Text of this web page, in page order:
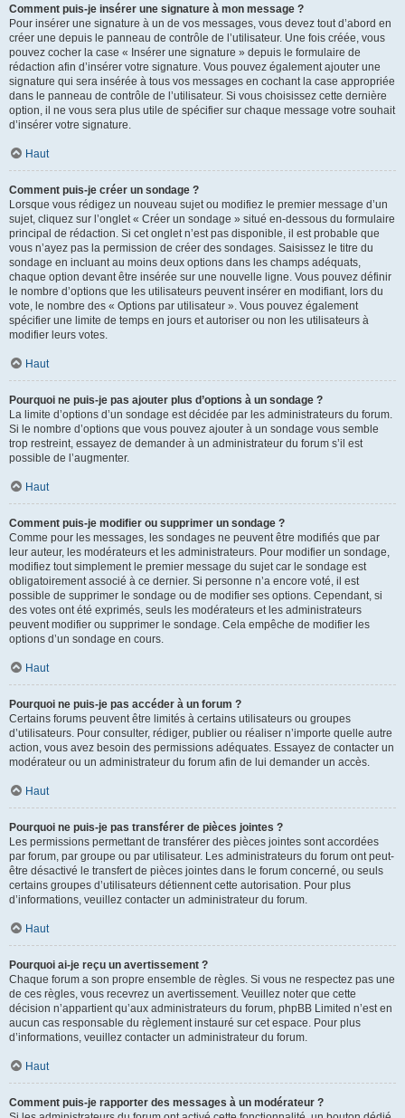
Comment puis-je insérer une signature à mon message ?
Pour insérer une signature à un de vos messages, vous devez tout d’abord en
créer une depuis le panneau de contrôle de l’utilisateur. Une fois créée, vous
pouvez cocher la case « Insérer une signature » depuis le formulaire de
rédaction afin d’insérer votre signature. Vous pouvez également ajouter une
signature qui sera insérée à tous vos messages en cochant la case appropriée
dans le panneau de contrôle de l’utilisateur. Si vous choisissez cette dernière
option, il ne vous sera plus utile de spécifier sur chaque message votre souhait
d’insérer votre signature.
Haut
Comment puis-je créer un sondage ?
Lorsque vous rédigez un nouveau sujet ou modifiez le premier message d’un
sujet, cliquez sur l’onglet « Créer un sondage » situé en-dessous du formulaire
principal de rédaction. Si cet onglet n’est pas disponible, il est probable que
vous n’ayez pas la permission de créer des sondages. Saisissez le titre du
sondage en incluant au moins deux options dans les champs adéquats,
chaque option devant être insérée sur une nouvelle ligne. Vous pouvez définir
le nombre d’options que les utilisateurs peuvent insérer en modifiant, lors du
vote, le nombre des « Options par utilisateur ». Vous pouvez également
spécifier une limite de temps en jours et autoriser ou non les utilisateurs à
modifier leurs votes.
Haut
Pourquoi ne puis-je pas ajouter plus d’options à un sondage ?
La limite d’options d’un sondage est décidée par les administrateurs du forum.
Si le nombre d’options que vous pouvez ajouter à un sondage vous semble
trop restreint, essayez de demander à un administrateur du forum s’il est
possible de l’augmenter.
Haut
Comment puis-je modifier ou supprimer un sondage ?
Comme pour les messages, les sondages ne peuvent être modifiés que par
leur auteur, les modérateurs et les administrateurs. Pour modifier un sondage,
modifiez tout simplement le premier message du sujet car le sondage est
obligatoirement associé à ce dernier. Si personne n’a encore voté, il est
possible de supprimer le sondage ou de modifier ses options. Cependant, si
des votes ont été exprimés, seuls les modérateurs et les administrateurs
peuvent modifier ou supprimer le sondage. Cela empêche de modifier les
options d’un sondage en cours.
Haut
Pourquoi ne puis-je pas accéder à un forum ?
Certains forums peuvent être limités à certains utilisateurs ou groupes
d’utilisateurs. Pour consulter, rédiger, publier ou réaliser n’importe quelle autre
action, vous avez besoin des permissions adéquates. Essayez de contacter un
modérateur ou un administrateur du forum afin de lui demander un accès.
Haut
Pourquoi ne puis-je pas transférer de pièces jointes ?
Les permissions permettant de transférer des pièces jointes sont accordées
par forum, par groupe ou par utilisateur. Les administrateurs du forum ont peut-
être désactivé le transfert de pièces jointes dans le forum concerné, ou seuls
certains groupes d’utilisateurs détiennent cette autorisation. Pour plus
d’informations, veuillez contacter un administrateur du forum.
Haut
Pourquoi ai-je reçu un avertissement ?
Chaque forum a son propre ensemble de règles. Si vous ne respectez pas une
de ces règles, vous recevrez un avertissement. Veuillez noter que cette
décision n’appartient qu’aux administrateurs du forum, phpBB Limited n’est en
aucun cas responsable du règlement instauré sur cet espace. Pour plus
d’informations, veuillez contacter un administrateur du forum.
Haut
Comment puis-je rapporter des messages à un modérateur ?